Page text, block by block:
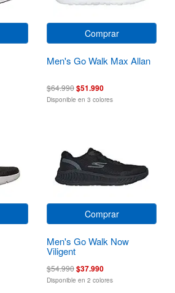
Comprar
Men's Go Walk Max Allan
$64.990$51.990
Disponible en 3 colores
Comprar
Men's Go Walk Now
Viligent
$54.990$37.990
Disponible en 2 colores